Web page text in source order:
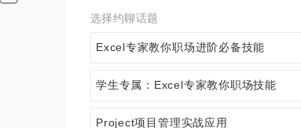
选择约聊话题
Excel专家教你职场进阶必备技能
学生专属：Excel专家教你职场技能
Project项目管理实战应用